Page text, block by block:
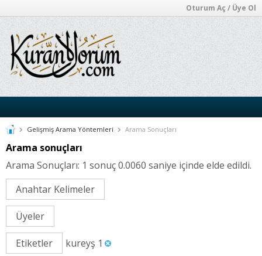
Oturum Aç / Üye Ol
Gelişmiş Arama Yöntemleri Arama Sonuçları
Arama sonuçları
Arama Sonuçları: 1 sonuç 0.0060 saniye içinde elde edildi.
Anahtar Kelimeler
Üyeler
Etiketler kureyş 1